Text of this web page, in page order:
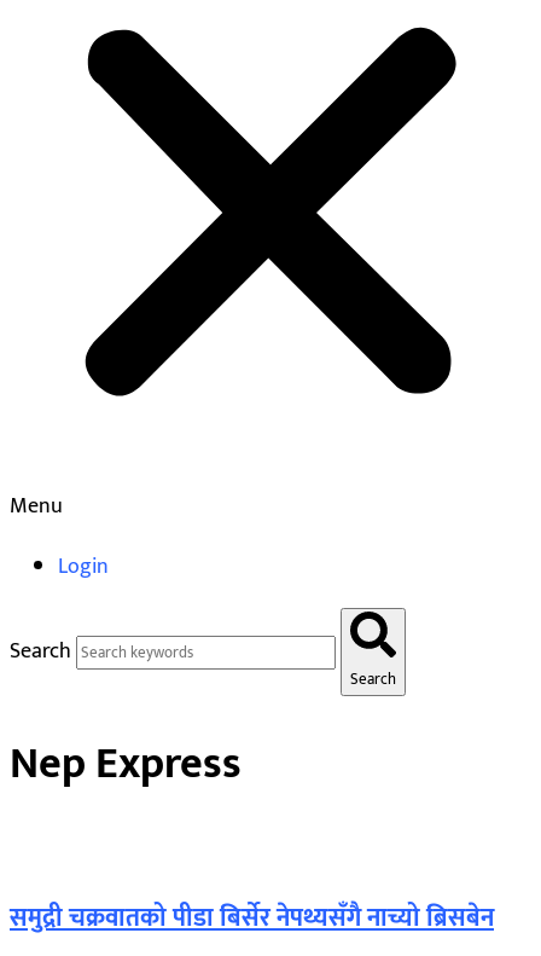
Menu
Login
Search
Search
Nep Express
समुद्री चक्रवातको पीडा बिर्सेर नेपथ्यसँगै नाच्यो ब्रिसबेन